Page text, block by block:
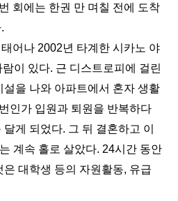
에는 한권 만 며칠 전에 도착
나 2002년 타계한 시카노 야
이 있다. 근 디스트로피에 걸린
을 나와 아파트에서 혼자 생활
인가 입원과 퇴원을 반복하다
게 되었다. 그 뒤 결혼하고 이
계속 홀로 살았다. 24시간 동안
대학생 등의 자원활동, 유급